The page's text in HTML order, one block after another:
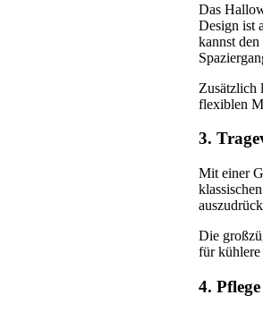
Das
Design ist
kannst
Zusätzlich
flexiblen
3.
Mit einer
Die
für kühlere
4.